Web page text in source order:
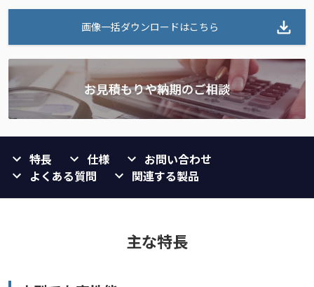
画像一括ダウンロードはこちら
特長 仕様
お問い合わせ
よくある質問
関連する製品
主な特長